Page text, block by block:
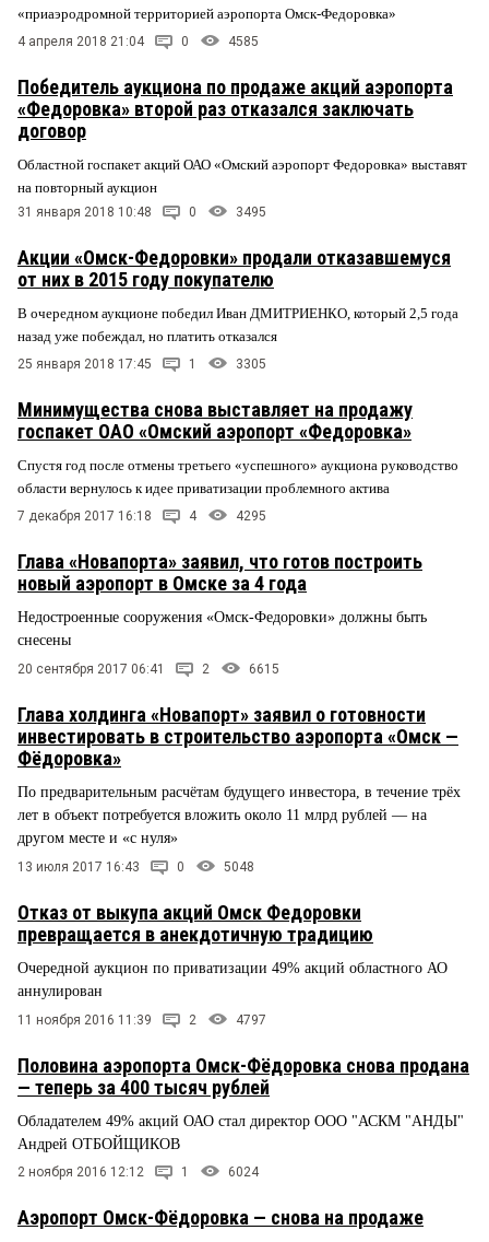
«приаэродромной территорией аэропорта Омск-Федоровка»
4 апреля 2018 21:04 0 4585
Победитель аукциона по продаже акций аэропорта
«Федоровка» второй раз отказался заключать
договор
Областной госпакет акций ОАО «Омский аэропорт Федоровка» выставят
на повторный аукцион
31 января 2018 10:48 0 3495
Акции «Омск-Федоровки» продали отказавшемуся
от них в 2015 году покупателю
В очередном аукционе победил Иван ДМИТРИЕНКО, который 2,5 года
назад уже побеждал, но платить отказался
25 января 2018 17:45 1 3305
Минимущества снова выставляет на продажу
госпакет ОАО «Омский аэропорт «Федоровка»
Спустя год после отмены третьего «успешного» аукциона руководство
области вернулось к идее приватизации проблемного актива
7 декабря 2017 16:18 4 4295
Глава «Новапорта» заявил, что готов построить
новый аэропорт в Омске за 4 года
Недостроенные сооружения «Омск-Федоровки» должны быть
снесены
20 сентября 2017 06:41 2 6615
Глава холдинга «Новапорт» заявил о готовности
инвестировать в строительство аэропорта «Омск —
Фёдоровка»
По предварительным расчётам будущего инвестора, в течение трёх
лет в объект потребуется вложить около 11 млрд рублей — на
другом месте и «с нуля»
13 июля 2017 16:43 0 5048
Отказ от выкупа акций Омск Федоровки
превращается в анекдотичную традицию
Очередной аукцион по приватизации 49% акций областного АО
аннулирован
11 ноября 2016 11:39 2 4797
Половина аэропорта Омск-Фёдоровка снова продана
— теперь за 400 тысяч рублей
Обладателем 49% акций ОАО стал директор ООО "АСКМ "АНДЫ"
Андрей ОТБОЙЩИКОВ
2 ноября 2016 12:12 1 6024
Аэропорт Омск-Фёдоровка — снова на продаже